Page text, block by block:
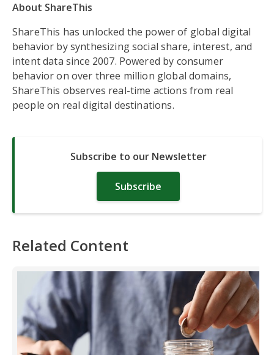
About ShareThis
ShareThis has unlocked the power of global digital
behavior by synthesizing social share, interest, and
intent data since 2007. Powered by consumer
behavior on over three million global domains,
ShareThis observes real-time actions from real
people on real digital destinations.
Subscribe to our Newsletter
Subscribe
Related Content